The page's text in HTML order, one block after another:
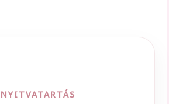
NYITVATARTÁS